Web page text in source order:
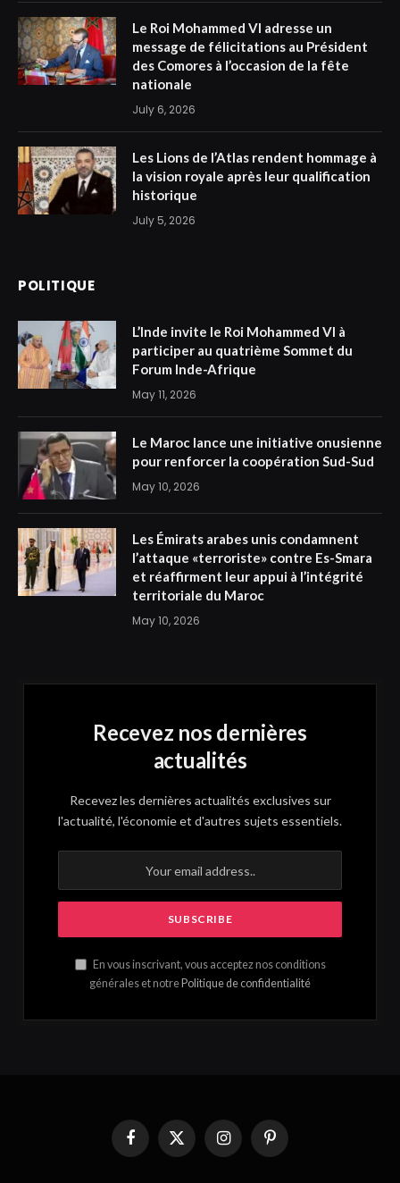
Le Roi Mohammed VI adresse un
message de félicitations au Président
des Comores à l’occasion de la fête
nationale
July 6, 2026
Les Lions de l’Atlas rendent hommage à
la vision royale après leur qualification
historique
July 5, 2026
POLITIQUE
L’Inde invite le Roi Mohammed VI à
participer au quatrième Sommet du
Forum Inde-Afrique
May 11, 2026
Le Maroc lance une initiative onusienne
pour renforcer la coopération Sud-Sud
May 10, 2026
Les Émirats arabes unis condamnent
l’attaque «terroriste» contre Es-Smara
et réaffirment leur appui à l’intégrité
territoriale du Maroc
May 10, 2026
Recevez nos dernières
actualités
Recevez les dernières actualités exclusives sur
l'actualité, l'économie et d'autres sujets essentiels.
En vous inscrivant, vous acceptez nos conditions
générales et notre Politique de confidentialité
FacebookX
InstagramPinterest